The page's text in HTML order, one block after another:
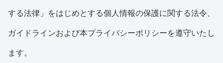
する法律」をはじめとする個人情報の保護に関する法令、
ガイドラインおよび本プライバシーポリシーを遵守いたし
ます。